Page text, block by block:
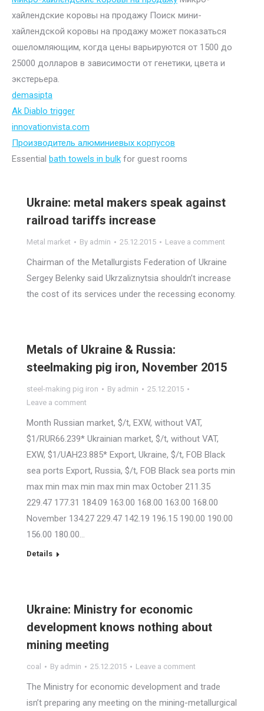
хайлендские коровы на продажу Поиск мини-
хайлендской коровы на продажу может показаться
ошеломляющим, когда цены варьируются от 1500 до
25000 долларов в зависимости от генетики, цвета и
экстерьера.
demasipta
Ak Diablo trigger
innovationvista.com
Производитель алюминиевых корпусов
Essential bath towels in bulk for guest rooms
Ukraine: metal makers speak against
railroad tariffs increase
Metal market By admin 25.12.2015 Leave a comment
Chairman of the Metallurgists Federation of Ukraine
Sergey Belenky said Ukrzaliznytsia shouldn’t increase
the cost of its services under the recessing economy.
Metals of Ukraine & Russia:
steelmaking pig iron, November 2015
steel-making pig iron By admin
25.12.2015
Leave a comment
Month Russian market, $/t, EXW, without VAT,
$1/RUR66.239* Ukrainian market, $/t, without VAT,
EXW, $1/UAH23.885* Export, Ukraine, $/t, FOB Black
sea ports Export, Russia, $/t, FOB Black sea ports min
max min max min max min max October 211.35
229.47 177.31 184.09 163.00 168.00 163.00 168.00
November 134.27 229.47 142.19 196.15 190.00 190.00
156.00 180.00…
Details
Ukraine: Ministry for economic
development knows nothing about
mining meeting
coal By admin 25.12.2015 Leave a comment
The Ministry for economic development and trade
isn’t preparing any meeting on the mining-metallurgical